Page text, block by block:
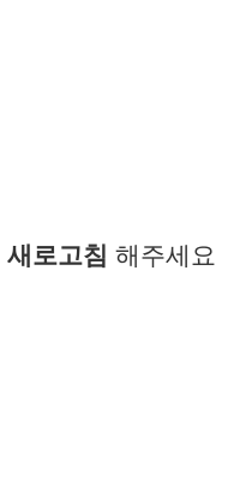
새로고침 해주세요